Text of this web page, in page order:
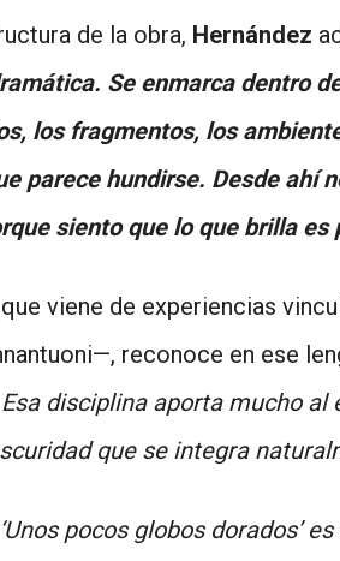
de la obra, Hernández
Se enmarca dentro
los fragmentos, los
parece hundirse. Desde ahí
siento que lo que brilla
que viene de experiencias
reconoce en ese
disciplina aporta mucho
que se integra
pocos globos dorados’